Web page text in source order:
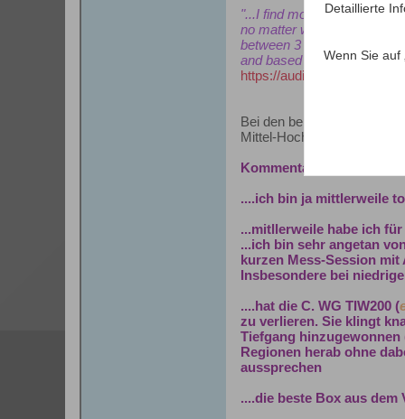
"...I find most speakers
no matter what room they
between 3 kHz to 5 kHz
and based on Toole’s and
https://
Bei den beiden anderen
Mittel-Hochton waren
Kommentare einiger
....ich bin ja mittlerweile
...mitllerweile habe ich für
...ich bin sehr angetan
kurzen Mess-Session
Insbesondere bei
....hat die C. WG TIW200 (
zu verlieren. Sie klingt
Tiefgang
Regionen herab ohne
aussprechen
....die beste Box aus dem
Detaillierte
Wenn Sie auf